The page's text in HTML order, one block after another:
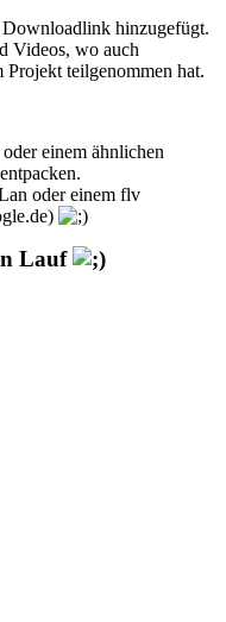
hinzugefügt.
Videos, wo auch
Projekt teilgenommen hat.
einem ähnlichen
oder einem flv
Lauf